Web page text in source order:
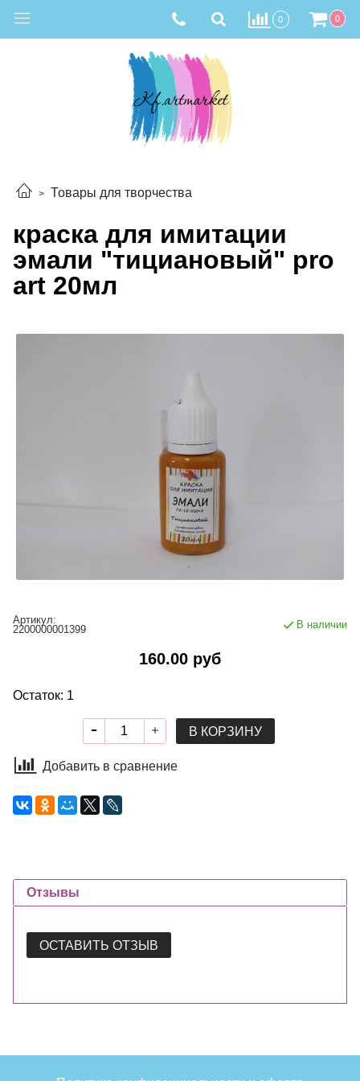
0 0
Товары для творчества
краска для имитации
эмали "тициановый" pro
art 20мл
Артикул:
2200000001399
В наличии
160.00 руб
Остаток: 1
В КОРЗИНУ
Добавить в сравнение
Отзывы
ОСТАВИТЬ ОТЗЫВ